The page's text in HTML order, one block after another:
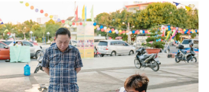
ĐẠT